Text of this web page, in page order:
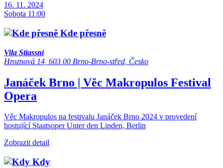
16. 11. 2024
Sobota 11:00
Kde přesně
Vila Stiassni
Hroznová 14, 603 00 Brno-Brno-střed, Česko
Janáček Brno | Věc Makropulos Festival
Opera
Věc Makropulos na festivalu Janáček Brno 2024 v provedení
hostující Staatsoper Unter den Linden, Berlin
Zobrazit detail
Kdy